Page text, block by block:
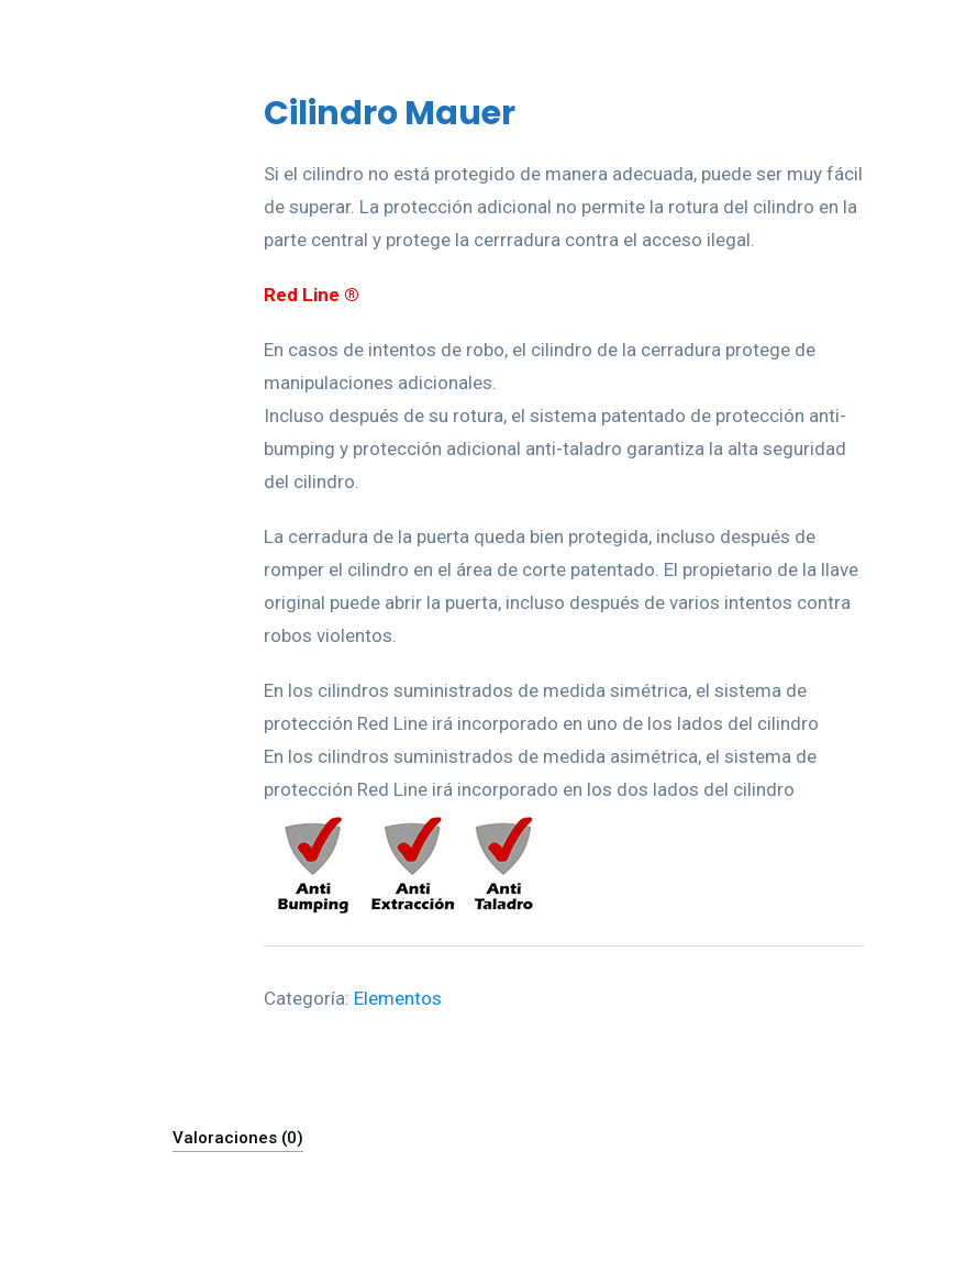
Cilindro Mauer
Si el cilindro no está protegido de manera adecuada, puede ser muy fácil
de superar. La protección adicional no permite la rotura del cilindro en la
parte central y protege la cerrradura contra el acceso ilegal.
Red Line ®
En casos de intentos de robo, el cilindro de la cerradura protege de
manipulaciones adicionales.
Incluso después de su rotura, el sistema patentado de protección anti-
bumping y protección adicional anti-taladro garantiza la alta seguridad
del cilindro.
La cerradura de la puerta queda bien protegida, incluso después de
romper el cilindro en el área de corte patentado. El propietario de la llave
original puede abrir la puerta, incluso después de varios intentos contra
robos violentos.
En los cilindros suministrados de medida simétrica, el sistema de
protección Red Line irá incorporado en uno de los lados del cilindro
En los cilindros suministrados de medida asimétrica, el sistema de
protección Red Line irá incorporado en los dos lados del cilindro
Categoría: Elementos
Valoraciones (0)